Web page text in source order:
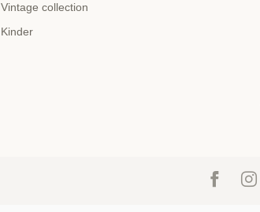
Vintage collection
Kinder